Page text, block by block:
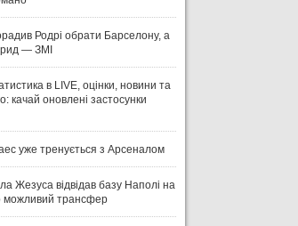
Родрі обрати Барселону, а
— ЗМІ
в LIVE, оцінки, новини та
качай оновлені застосунки
уже тренується з Арсеналом
Жезуса відвідав базу Наполі на
можливий трансфер